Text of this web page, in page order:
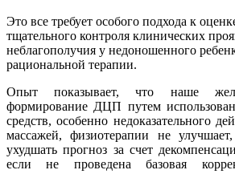
Это все требует особого подхода к
тщательного контроля клинических
неблагополучия у недоношенного
рациональной терапии.
Опыт показывает, что наше
формирование ДЦП путем
средств, особенно недоказательного
массажей, физиотерапии не
ухудшать прогноз за счет
если не проведена базовая